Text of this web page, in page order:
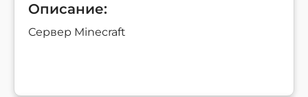
Описание:
Сервер Minecraft